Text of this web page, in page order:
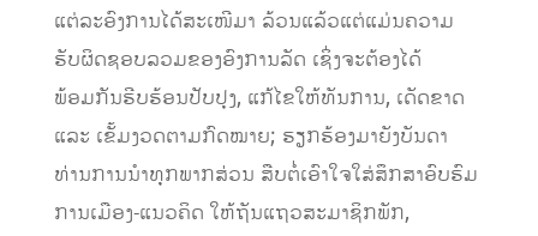
ແຕ່ລະອົງການໄດ້ສະເໜີມາ ລ້ວນແລ້ວແຕ່ແມ່ນຄວາມ
ຮັບຜິດຊອບລວມຂອງອົງການລັດ ເຊິ່ງຈະຕ້ອງໄດ້
ພ້ອມກັນຮີບຮ້ອນປັບປຸງ, ແກ້ໄຂໃຫ້ທັນການ, ເດັດຂາດ
ແລະ ເຂັ້ມງວດຕາມກົດໝາຍ; ຮຽກຮ້ອງມາຍັງບັນດາ
ທ່ານການນໍາທຸກພາກສ່ວນ ສືບຕໍ່ເອົາໃຈໃສ່ສຶກສາອົບຮົມ
ການເມືອງ-ແນວຄິດ ໃຫ້ຖັນແຖວສະມາຊິກພັກ,